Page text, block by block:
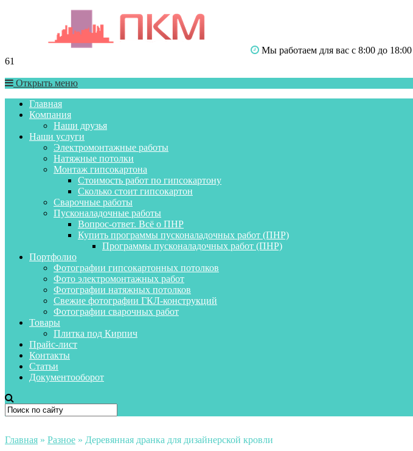
Мы работаем для вас с 8:00 до
61
Открыть меню
Главная
Компания
Наши друзья
Наши услуги
Электромонтажные работы
Натяжные потолки
Монтаж гипсокартона
Стоимость работ по гипсокартону
Сколько стоит гипсокартон
Сварочные работы
Пусконаладочные работы
Вопрос-ответ. Всё о ПНР
Купить программы пусконаладочных работ (ПНР)
Программы пусконаладочных работ (ПНР)
Портфолио
Фотографии гипсокартонных потолков
Фото электромонтажных работ
Фотографии натяжных потолков
Свежие фотографии ГКЛ-конструкций
Фотографии сварочных работ
Товары
Плитка под Кирпич
Прайс-лист
Контакты
Статьи
Документооборот
Главная » Разное » Деревянная дранка для дизайнерской кровли